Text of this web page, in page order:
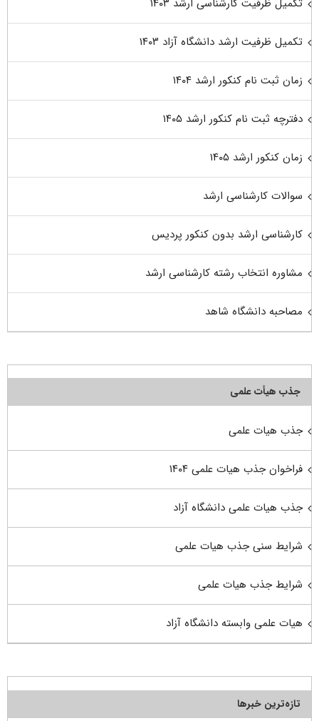
تکمیل ظرفیت ارشد دانشگاه آزاد ۱۴۰۳
زمان ثبت نام کنکور ارشد ۱۴۰۴
دفترچه ثبت نام کنکور ارشد ۱۴۰۵
زمان کنکور ارشد ۱۴۰۵
سوالات کارشناسی ارشد
کارشناسی ارشد بدون کنکور پردیس
مشاوره انتخاب رشته کارشناسی ارشد
مصاحبه دانشگاه شاهد
جذب هیأت علمی
جذب هیات علمی
فراخوان جذب هیات علمی ۱۴۰۴
جذب هیات علمی دانشگاه آزاد
شرایط سنی جذب هیات علمی
شرایط جذب هیات علمی
هیات علمی وابسته دانشگاه آزاد
تازه‌ترین خبرها